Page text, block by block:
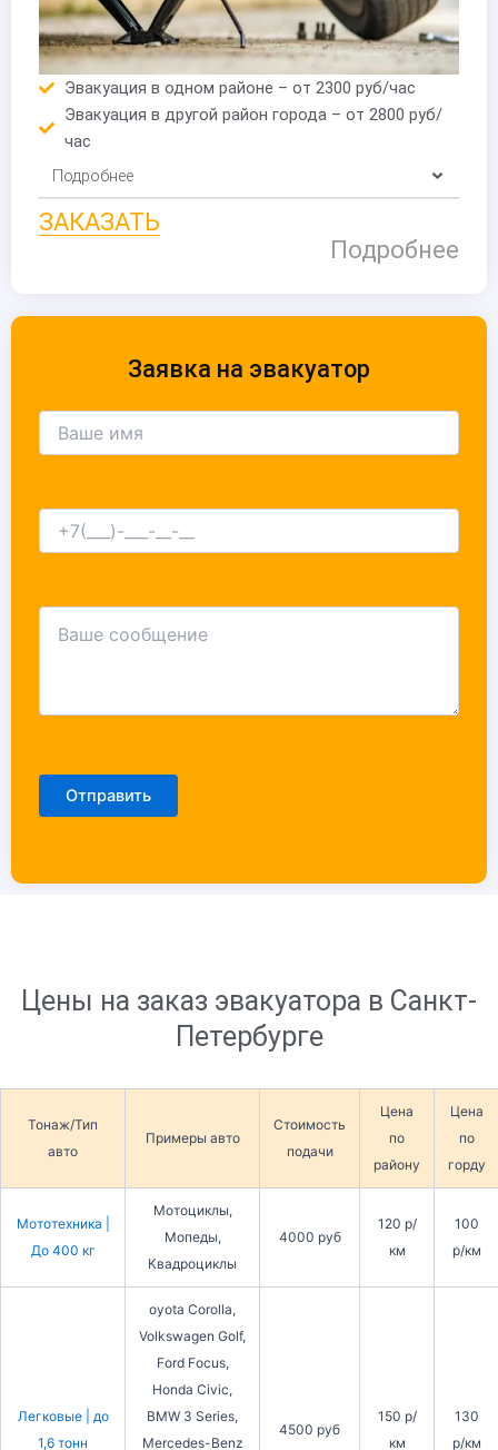
Эвакуация в одном районе – от 2300 руб/час
Эвакуация в другой район города – от 2800 руб/
час
Подробнее
ЗАКАЗАТЬ
Подробнее
Заявка на эвакуатор
Цены на заказ эвакуатора в Санкт-
Петербурге
Тонаж/Тип
авто
Примеры авто
Стоимость
подачи
Цена
по
району
Цена
по
горду
Мототехника |
До 400 кг
Мотоциклы,
Мопеды,
Квадроциклы
4000 руб
120 р/
км
100
р/км
Легковые | до
1,6 тонн
oyota Corolla,
Volkswagen Golf,
Ford Focus,
Honda Civic,
BMW 3 Series,
Mercedes-Benz
4500 руб
150 р/
км
130
р/км